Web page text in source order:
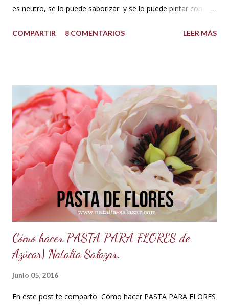
es neutro, se lo puede saborizar y se lo puede pintar con
este cupcakes, pasteles y lo que te guste. INGREDIENTES:
de vainilla al gusto. Colorantes en gel para repostería, si se
desea dar color. PREPARACIÓN: Cernir o tamizar el azúcar
glass. Colocar en un bowl o tazón la manteca blanca. Batir a
velocidad media e ir poniendo el azúcar poco a poco hasta
que este firme y esponjoso. Agregar un chorrito de esencia
de vainilla o al gusto. Finalmente agregar el color deseado.
TIPS : Si deseas que el buttercream vegetal sea más duro
porque el clima está muy c...
COMPARTIR 8 COMENTARIOS LEER MÁS
Cómo hacer PASTA PARA FLORES de
Azúcar| Natalia Salazar.
junio 05, 2016
En este post te comparto Cómo hacer PASTA PARA FLORES